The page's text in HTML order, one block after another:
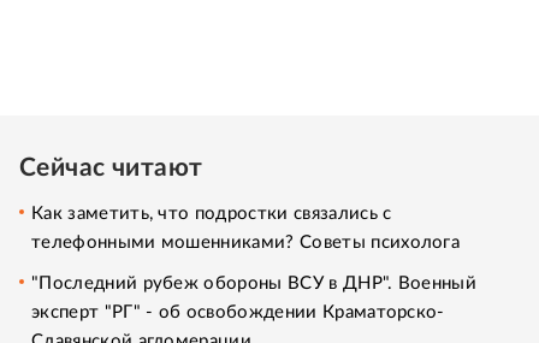
Сейчас читают
Как заметить, что подростки связались с
телефонными мошенниками? Советы психолога
"Последний рубеж обороны ВСУ в ДНР". Военный
эксперт "РГ" - об освобождении Краматорско-